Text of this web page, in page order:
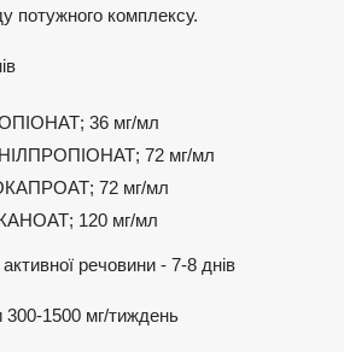
потужного комплексу.
36 мг/мл
72 мг/мл
72 мг/мл
120 мг/мл
речовини - 7-8 днів
300-1500 мг/тиждень